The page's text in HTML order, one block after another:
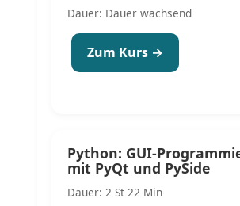
Dauer: Dauer wachsend
Zum Kurs →
Python: GUI-
mit PyQt und PySide
Dauer: 2 St 22 Min